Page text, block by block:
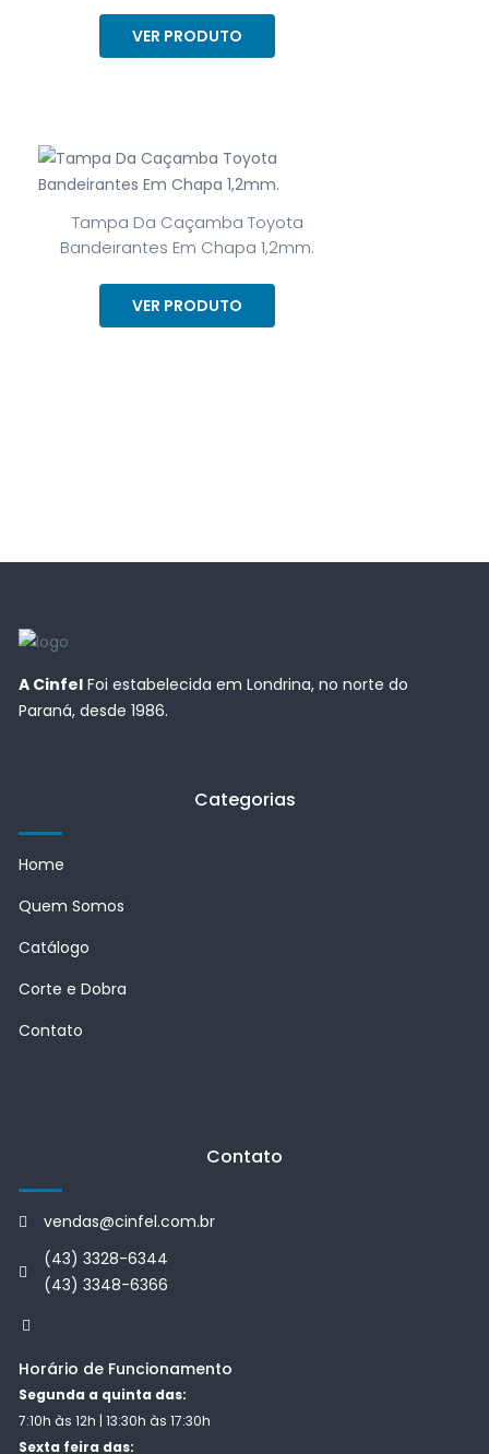
VER PRODUTO
Tampa Da Caçamba Toyota
Bandeirantes Em Chapa 1,2mm.
VER PRODUTO
A Cinfel Foi estabelecida em Londrina, no norte do
Paraná, desde 1986.
Categorias
Home
Quem Somos
Catálogo
Corte e Dobra
Contato
Contato
vendas@cinfel.com.br
(43) 3328-6344
(43) 3348-6366
Horário de Funcionamento
Segunda a quinta das:
7:10h às 12h | 13:30h às 17:30h
Sexta feira das: